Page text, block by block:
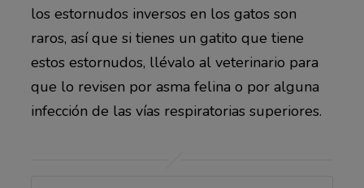
los estornudos inversos en los gatos son
raros, así que si tienes un gatito que tiene
estos estornudos, llévalo al veterinario para
que lo revisen por asma felina o por alguna
infección de las vías respiratorias superiores.